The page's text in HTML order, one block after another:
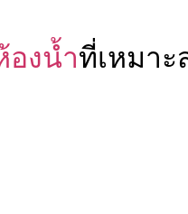
องน้ำที่เหมาะ